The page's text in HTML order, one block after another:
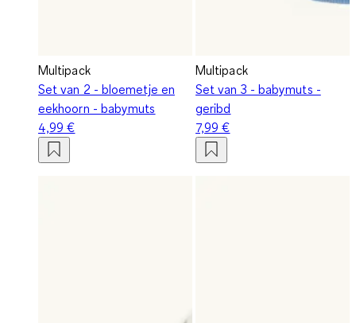
Multipack
Set van 2 - bloemetje en
eekhoorn - babymuts
4,99 €
Multipack
Set van 3 - babymuts -
geribd
7,99 €